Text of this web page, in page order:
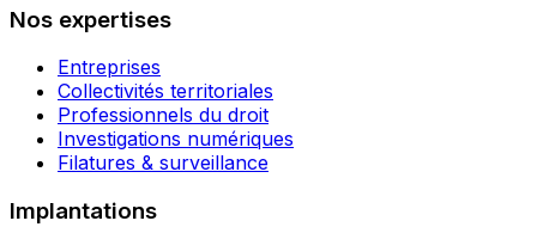
Nos expertises
Entreprises
Collectivités territoriales
Professionnels du droit
Investigations numériques
Filatures & surveillance
Implantations